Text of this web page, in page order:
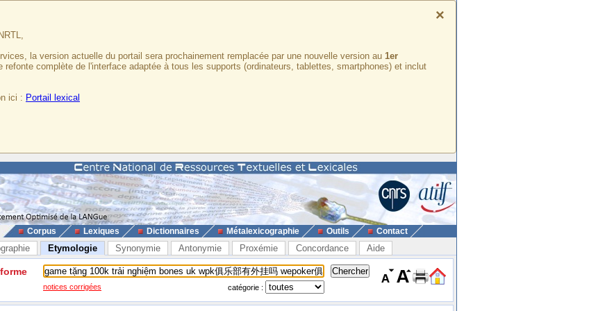
×
la version actuelle du portail sera prochainement remplacée par une nouvelle version au 1er
refonte complète de l'interface adaptée à tous les supports (ordinateurs, tablettes, smartphones) et inclut
ici : Portail lexical
Corpus Lexiques Dictionnaires Métalexicographie Outils Contact
Etymologie Synonymie Antonymie Proxémie Concordance Aide
notices corrigées catégorie :